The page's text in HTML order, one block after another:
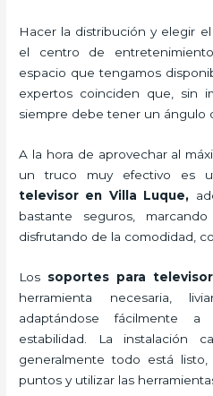
Hacer la distribución y elegir
el centro de
espacio que tengamos
expertos coinciden que, sin
siempre debe tener un ángulo
A la hora de aprovechar al
un truco muy efectivo es
televisor en Villa Luque,
bastante seguros,
disfrutando de la comodidad,
Los soportes para
herramienta necesaria,
adaptándose fácilmente
estabilidad. La instalación
generalmente todo está
puntos y utilizar las